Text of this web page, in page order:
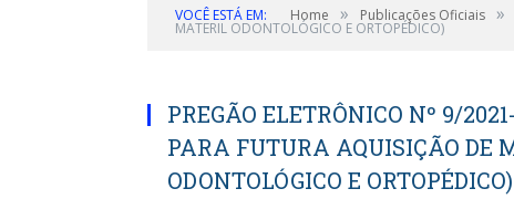
VOCÊ ESTÁ EM: Home » Publicações Oficiais »
MATERIL ODONTOLÓGICO E ORTOPÉDICO)
PREGÃO ELETRÔNICO Nº 9/
PARA FUTURA AQUISIÇÃO DE
ODONTOLÓGICO E ORTOPÉDICO)